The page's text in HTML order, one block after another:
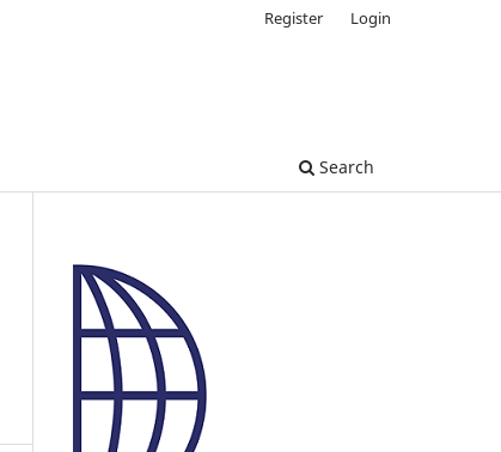
Search
Register Login